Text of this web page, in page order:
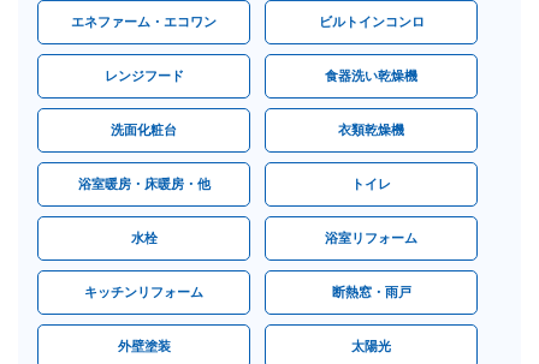
エネファーム・エコワン ビルトインコンロ
レンジフード 食器洗い乾燥機
洗面化粧台 衣類乾燥機
浴室暖房・床暖房・他 トイレ
水栓 浴室リフォーム
キッチンリフォーム 断熱窓・雨戸
外壁塗装 太陽光